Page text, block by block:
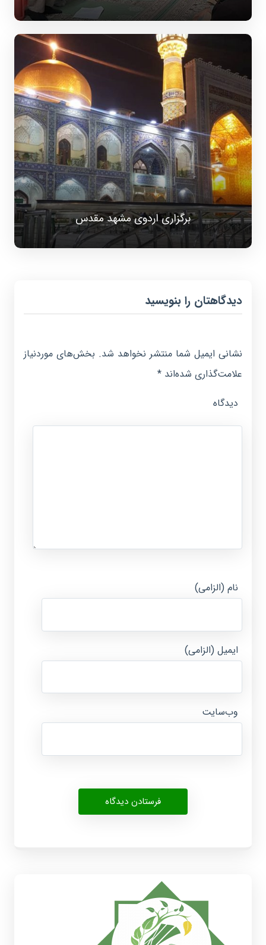
برگزاری اردوی مشهد مقدس
دیدگاهتان را بنویسید
نشانی ایمیل شما منتشر نخواهد شد. بخش‌های موردنیاز
علامت‌گذاری شده‌اند*
دیدگاه
نام (الزامی)
ایمیل (الزامی)
وب‌سایت